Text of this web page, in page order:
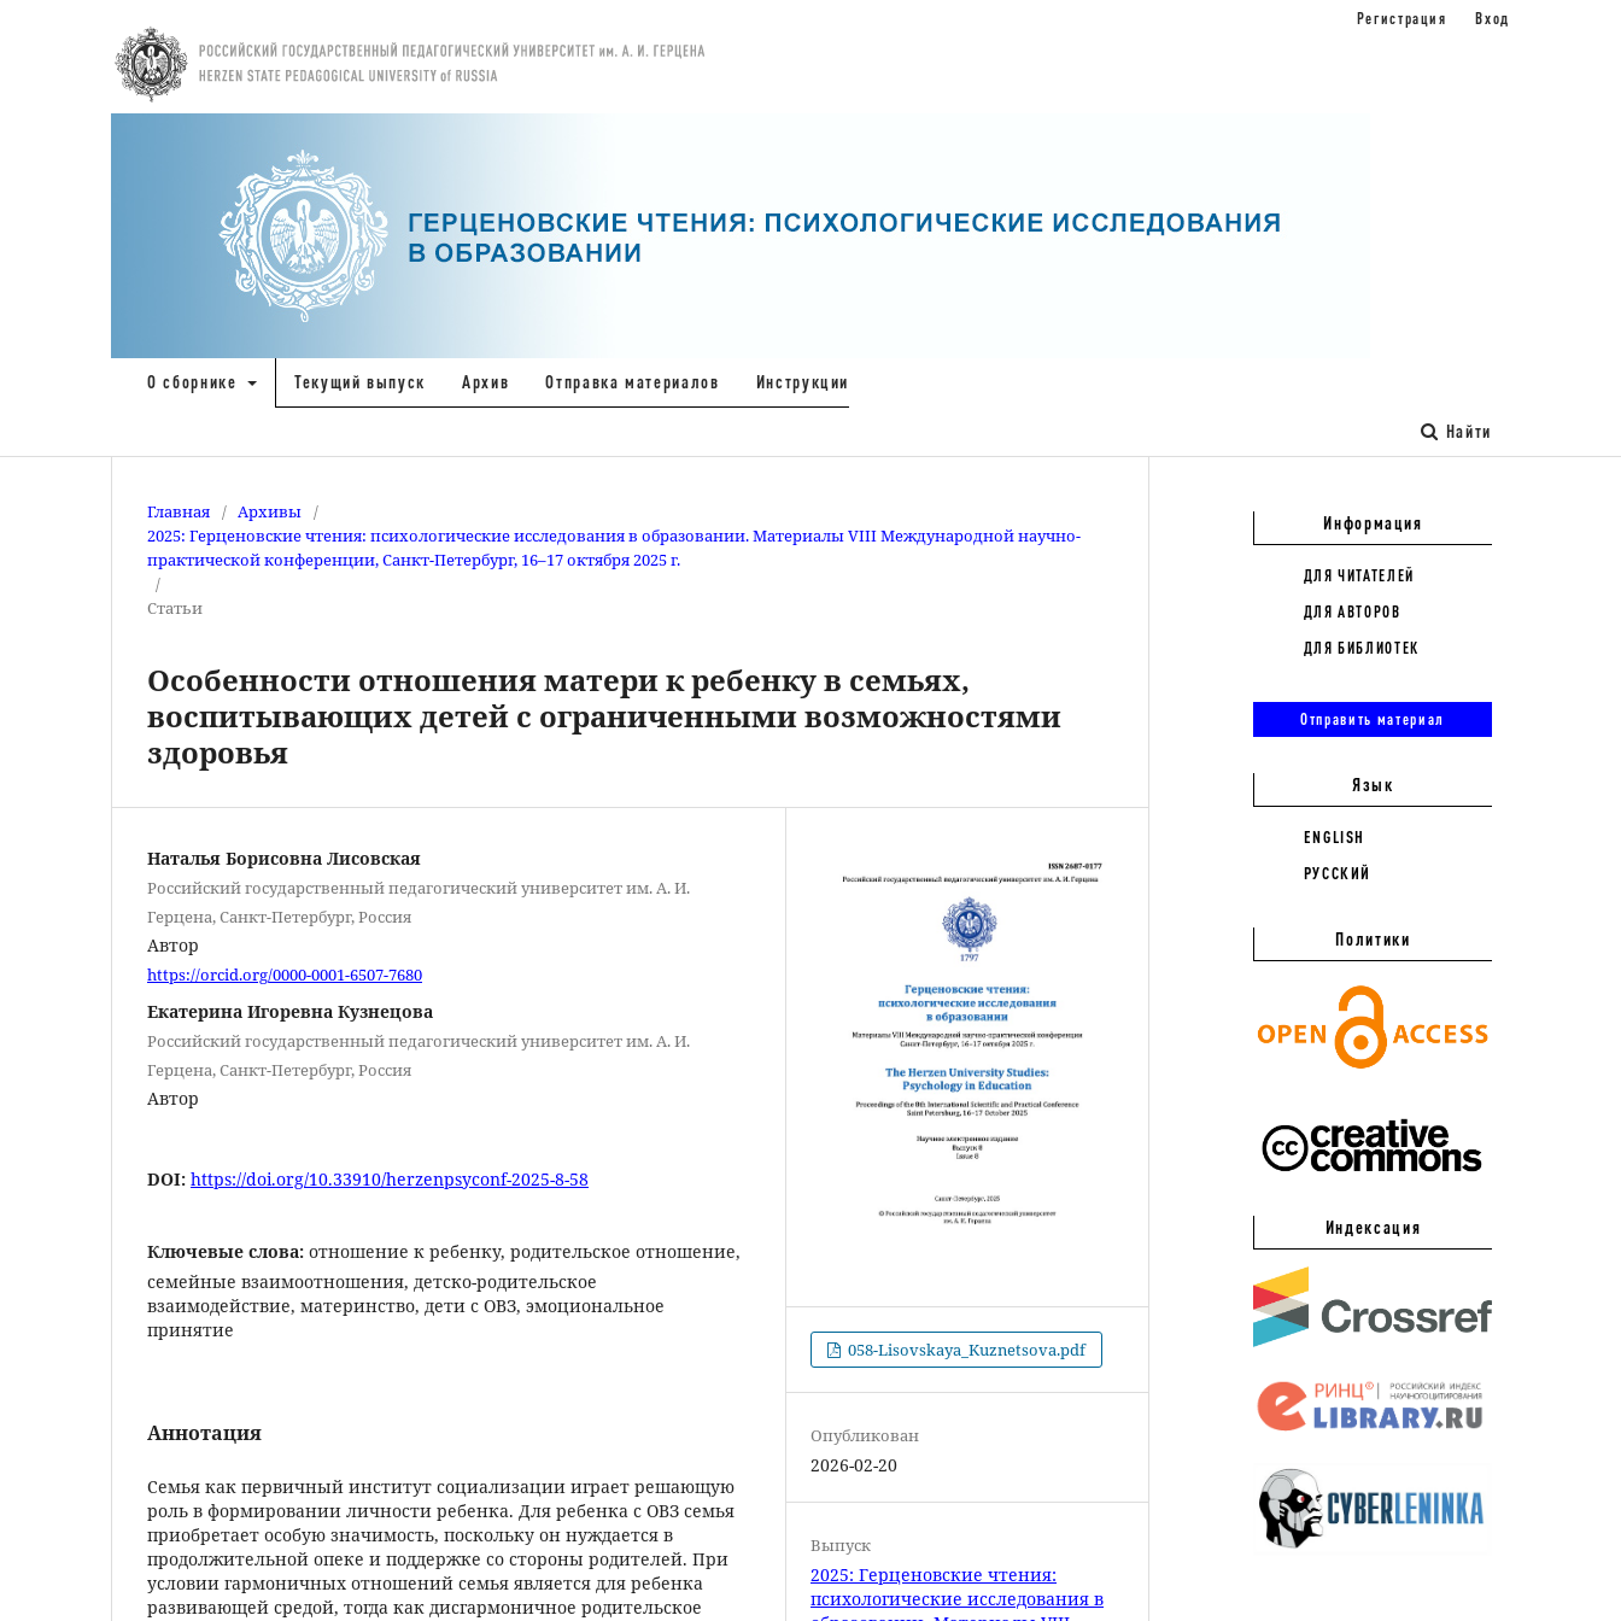
О сборнике Текущий выпуск Архив Отправка материалов Инструкции
Найти
Регистрация Вход
Главная / Архивы /
2025: Герценовские чтения: психологические исследования в образовании. Материалы VIII Международной научно-
практической конференции, Санкт-Петербург, 16–17 октября 2025 г.
/
Статьи
Особенности отношения матери к ребенку в семьях,
воспитывающих детей с ограниченными возможностями
здоровья
Наталья Борисовна Лисовская
Российский государственный педагогический университет им. А. И.
Герцена, Санкт-Петербург, Россия
Автор
https://orcid.org/0000-0001-6507-7680
Екатерина Игоревна Кузнецова
Российский государственный педагогический университет им. А. И.
Герцена, Санкт-Петербург, Россия
Автор
DOI: https://doi.org/10.33910/herzenpsyconf-2025-8-58
Ключевые слова: отношение к ребенку, родительское отношение,
семейные взаимоотношения, детско-родительское
взаимодействие, материнство, дети с ОВЗ, эмоциональное
принятие
Аннотация
Семья как первичный институт социализации играет решающую
роль в формировании личности ребенка. Для ребенка с ОВЗ семья
приобретает особую значимость, поскольку он нуждается в
продолжительной опеке и поддержке со стороны родителей. При
условии гармоничных отношений семья является для ребенка
развивающей средой, тогда как дисгармоничное родительское
058-Lisovskaya_Kuznetsova.pdf
Опубликован
2026-02-20
Выпуск
2025: Герценовские чтения:
психологические исследования в
Информация
ДЛЯ ЧИТАТЕЛЕЙ
ДЛЯ АВТОРОВ
ДЛЯ БИБЛИОТЕК
Отправить материал
Язык
ENGLISH
РУССКИЙ
Политики
Индексация